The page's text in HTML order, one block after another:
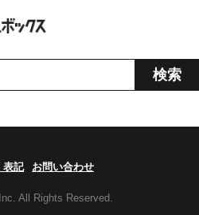
表記 お問い合わせ
All Rights Reserved.